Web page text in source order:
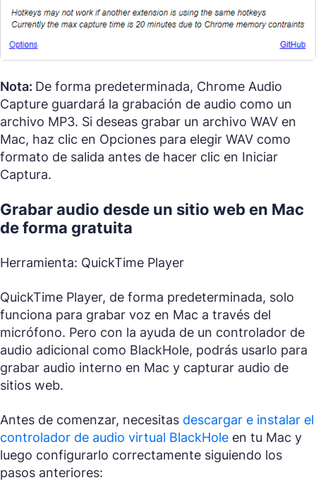
Nota: De forma predeterminada, Chrome Audio
Capture guardará la grabación de audio como un
archivo MP3. Si deseas grabar un archivo WAV en
Mac, haz clic en Opciones para elegir WAV como
formato de salida antes de hacer clic en Iniciar
Captura.
Grabar audio desde un sitio web en Mac
de forma gratuita
Herramienta: QuickTime Player
QuickTime Player, de forma predeterminada, solo
funciona para grabar voz en Mac a través del
micrófono. Pero con la ayuda de un controlador de
audio adicional como BlackHole, podrás usarlo para
grabar audio interno en Mac y capturar audio de
sitios web.
Antes de comenzar, necesitas descargar e instalar el
controlador de audio virtual BlackHole en tu Mac y
luego configurarlo correctamente siguiendo los
pasos anteriores: